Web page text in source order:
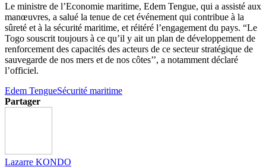
Le ministre de l’Economie maritime, Edem Tengue, qui a assisté aux
manœuvres, a salué la tenue de cet événement qui contribue à la
sûreté et à la sécurité maritime, et réitéré l’engagement du pays. “Le
Togo souscrit toujours à ce qu’il y ait un plan de développement de
renforcement des capacités des acteurs de ce secteur stratégique de
sauvegarde de nos mers et de nos côtes’’, a notamment déclaré
l’officiel.
Edem TengueSécurité maritime
Partager
Lazarre KONDO